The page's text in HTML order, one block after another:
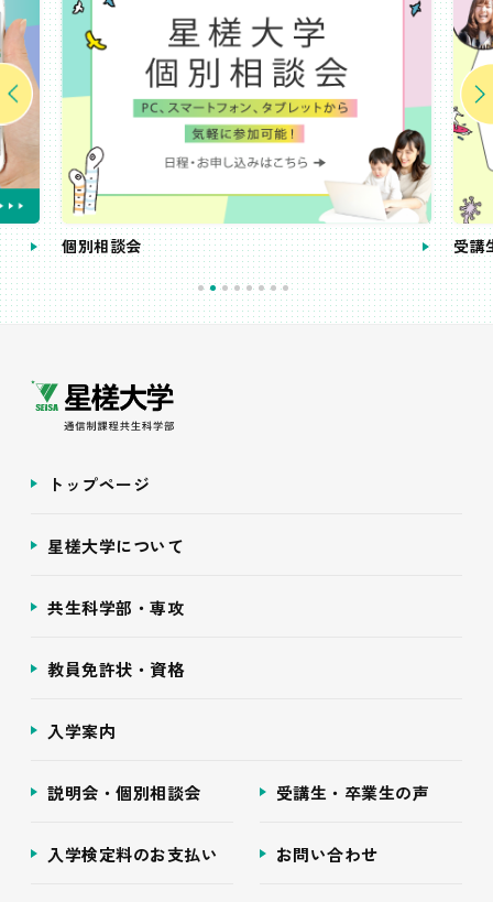
個別相談会 受講
トップページ
星槎大学について
共生科学部・専攻
教員免許状・資格
入学案内
説明会・個別相談会 受講生・卒業生の声
入学検定料のお支払い お問い合わせ